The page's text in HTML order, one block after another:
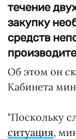
течение
закупку
средств
Об этом он
Кабинета
"Поскольку
ситуация,